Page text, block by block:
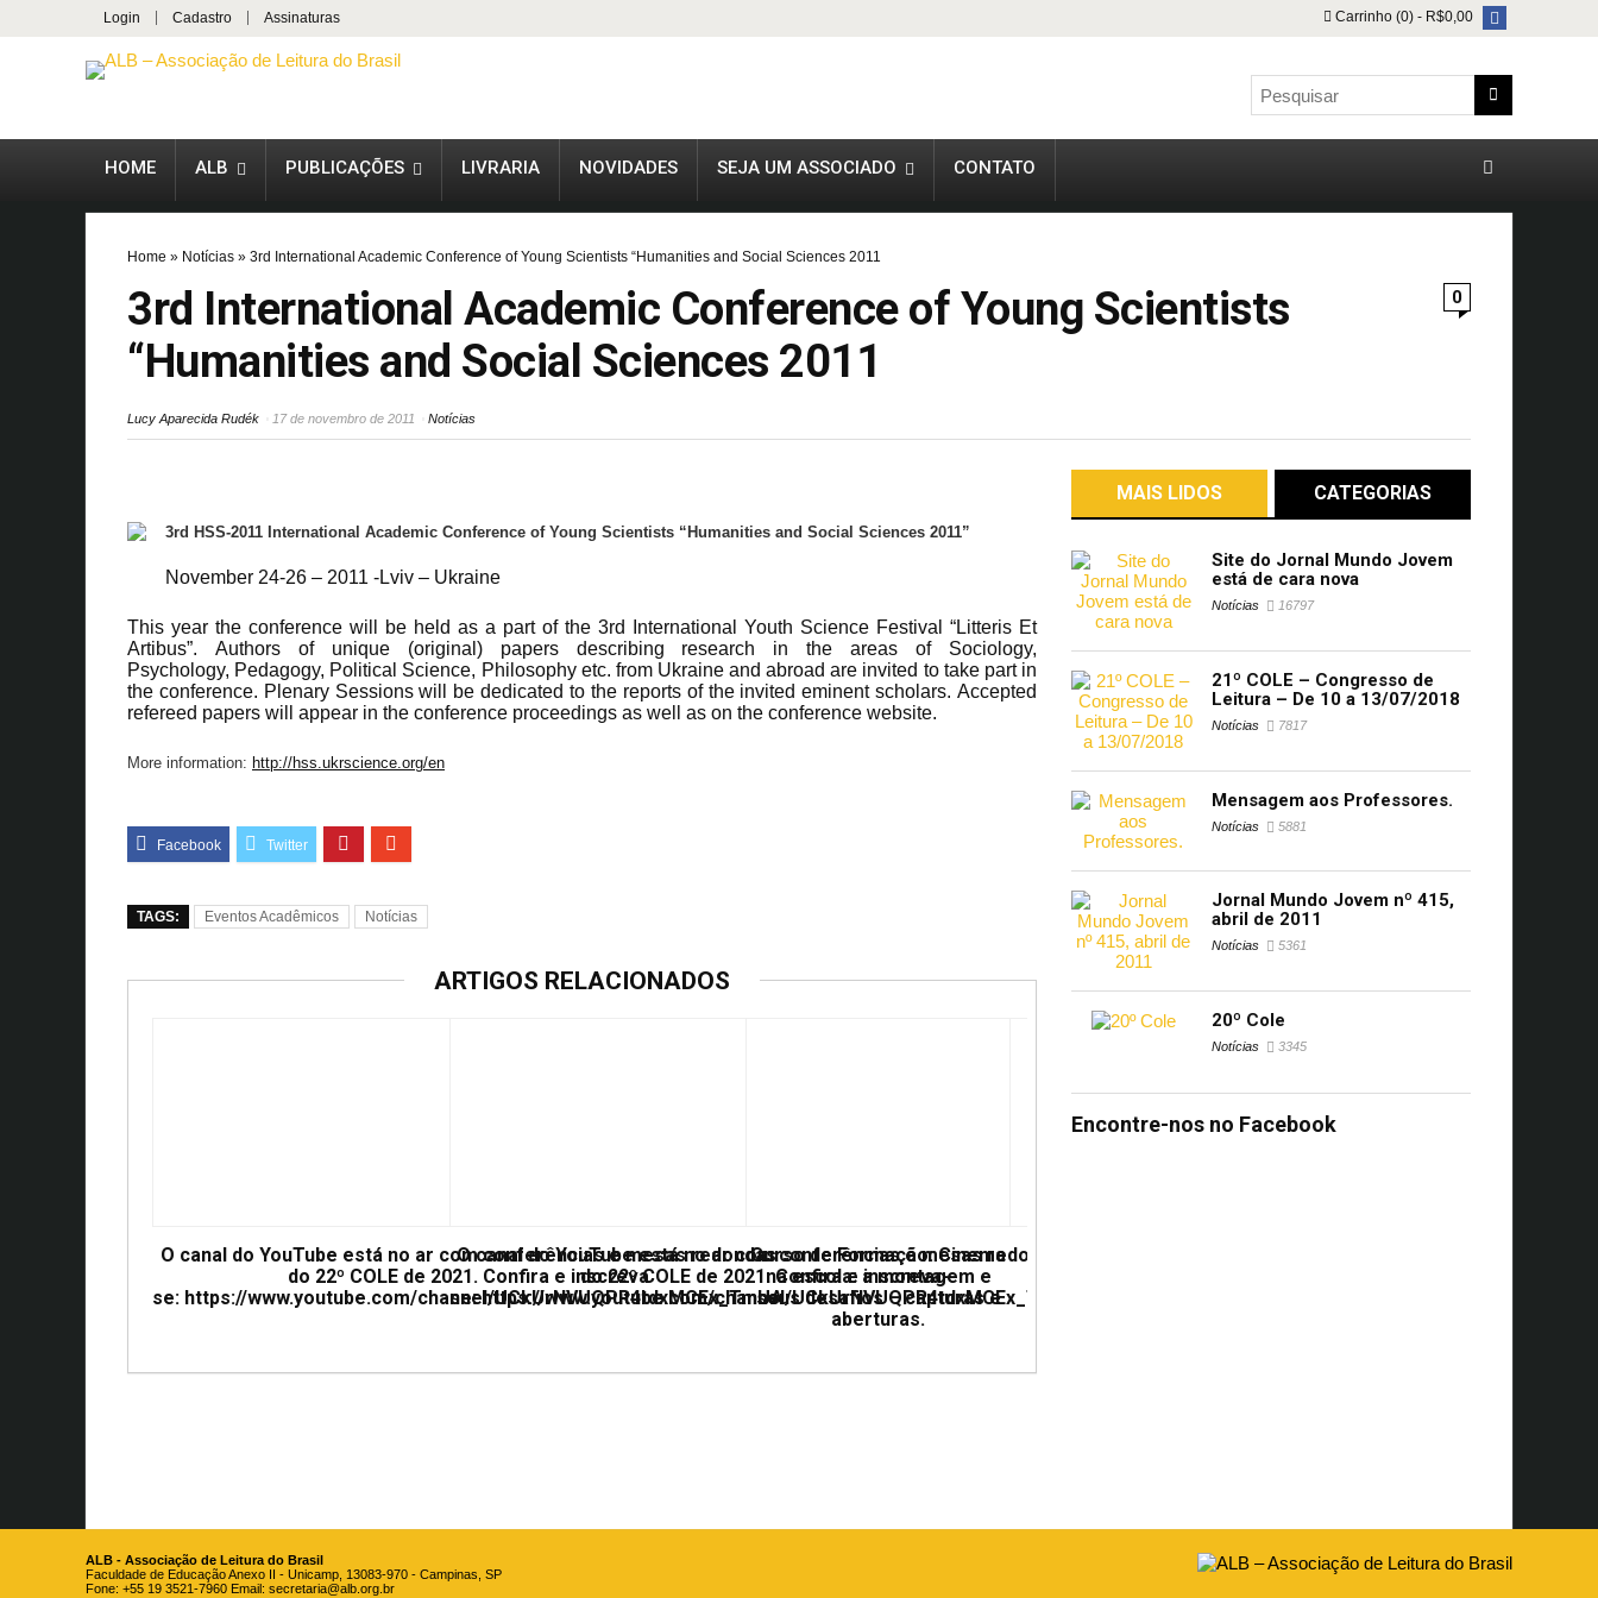
Login Cadastro Assinaturas Carrinho (0) - R$0,00
HOME ALB PUBLICAÇÕES LIVRARIA NOVIDADES SEJA UM ASSOCIADO CONTATO
Home » Notícias » 3rd International Academic Conference of Young Scientists “Humanities and Social Sciences 2011
0
3rd International Academic Conference of Young Scientists
“Humanities and Social Sciences 2011
Lucy Aparecida Rudék 17 de novembro de 2011 Notícias
3rd HSS-2011 International Academic Conference of Young Scientists “Humanities and Social Sciences 2011”
November 24-26 – 2011 -Lviv – Ukraine
This year the conference will be held as a part of the 3rd International Youth Science Festival “Litteris Et
Artibus”. Authors of unique (original) papers describing research in the areas of Sociology,
Psychology, Pedagogy, Political Science, Philosophy etc. from Ukraine and abroad are invited to take part in
the conference. Plenary Sessions will be dedicated to the reports of the invited eminent scholars. Accepted
refereed papers will appear in the conference proceedings as well as on the conference website.
More information: http://hss.ukrscience.org/en
TAGS: Eventos Acadêmicos Notícias
ARTIGOS RELACIONADOS
O canal do YouTube está no ar com conferências e mesas redondas
do 22º COLE de 2021. Confira e inscreva
se: https://www.youtube.com/channel/UCkUrNVUQPR4tdxMCEx_TmUA
O canal do YouTube está no ar com conferências e mesas redondas
do 22º COLE de 2021. Confira e inscreva-
se: https://www.youtube.com/channel/UCkUrNVUQPR4tdxMCEx_TmUA
Curso de Formação: Cinema
na escola: a montagem e
seus desafios – capturas e
aberturas.
MAIS LIDOS CATEGORIAS
Site do Jornal Mundo Jovem
está de cara nova
Notícias 16797
21º COLE – Congresso de
Leitura – De 10 a 13/07/2018
Notícias 7817
Mensagem aos Professores.
Notícias 5881
Jornal Mundo Jovem nº 415,
abril de 2011
Notícias 5361
20º Cole
Notícias 3345
Encontre-nos no Facebook
ALB - Associação de Leitura do Brasil
Faculdade de Educação Anexo II - Unicamp, 13083-970 - Campinas, SP
Fone: +55 19 3521-7960 Email: secretaria@alb.org.br